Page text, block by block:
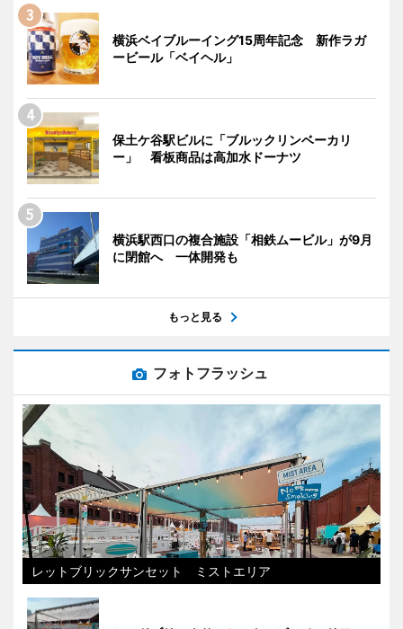
横浜ベイブルーイング15周年記念 新作ラガ
ービール「ベイヘル」
保土ケ谷駅ビルに「ブルックリンベーカリ
ー」 看板商品は高加水ドーナツ
横浜駅西口の複合施設「相鉄ムービル」が9月
に閉館へ 一体開発も
もっと見る
フォトフラッシュ
レットブリックサンセット ミストエリア